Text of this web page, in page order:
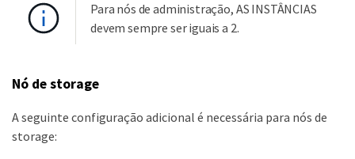
Para nós de administração, AS INSTÂNCIAS
devem sempre ser iguais a 2.
Nó de storage
A seguinte configuração adicional é necessária para nós de
storage: